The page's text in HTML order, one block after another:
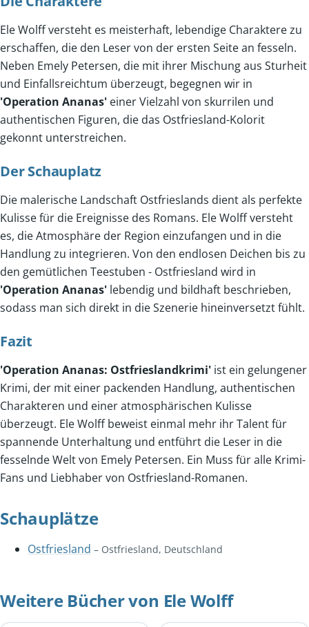
Ele Wolff versteht es meisterhaft, lebendige Charaktere zu
erschaffen, die den Leser von der ersten Seite an fesseln.
Neben Emely Petersen, die mit ihrer Mischung aus Sturheit
und Einfallsreichtum überzeugt, begegnen wir in
'Operation Ananas' einer Vielzahl von skurrilen und
authentischen Figuren, die das Ostfriesland-Kolorit
gekonnt unterstreichen.
Der Schauplatz
Die malerische Landschaft Ostfrieslands dient als perfekte
Kulisse für die Ereignisse des Romans. Ele Wolff versteht
es, die Atmosphäre der Region einzufangen und in die
Handlung zu integrieren. Von den endlosen Deichen bis zu
den gemütlichen Teestuben - Ostfriesland wird in
'Operation Ananas' lebendig und bildhaft beschrieben,
sodass man sich direkt in die Szenerie hineinversetzt fühlt.
Fazit
'Operation Ananas: Ostfrieslandkrimi' ist ein gelungener
Krimi, der mit einer packenden Handlung, authentischen
Charakteren und einer atmosphärischen Kulisse
überzeugt. Ele Wolff beweist einmal mehr ihr Talent für
spannende Unterhaltung und entführt die Leser in die
fesselnde Welt von Emely Petersen. Ein Muss für alle Krimi-
Fans und Liebhaber von Ostfriesland-Romanen.
Schauplätze
Ostfriesland – Ostfriesland, Deutschland
Weitere Bücher von Ele Wolff